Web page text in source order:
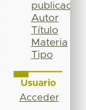
publicación
Autor
Título
Materia
Tipo
Usuario
Acceder